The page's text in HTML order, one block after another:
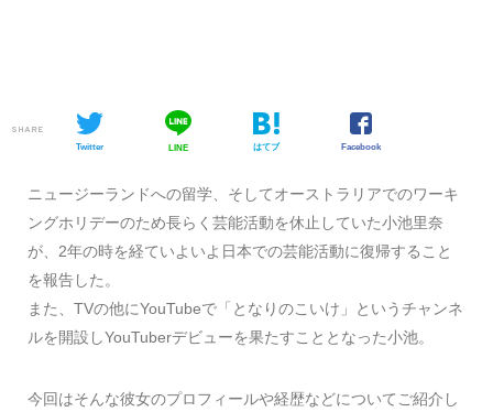
SHARE
Twitter LINE はてブ Facebook
ニュージーランドへの留学、そしてオーストラリアでのワーキ
ングホリデーのため長らく芸能活動を休止していた小池里奈
が、2年の時を経ていよいよ日本での芸能活動に復帰すること
を報告した。
また、TVの他にYouTubeで「となりのこいけ」というチャンネ
ルを開設しYouTuberデビューを果たすこととなった小池。
今回はそんな彼女のプロフィールや経歴などについてご紹介し